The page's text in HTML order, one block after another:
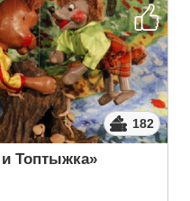
182
Топтыжка»